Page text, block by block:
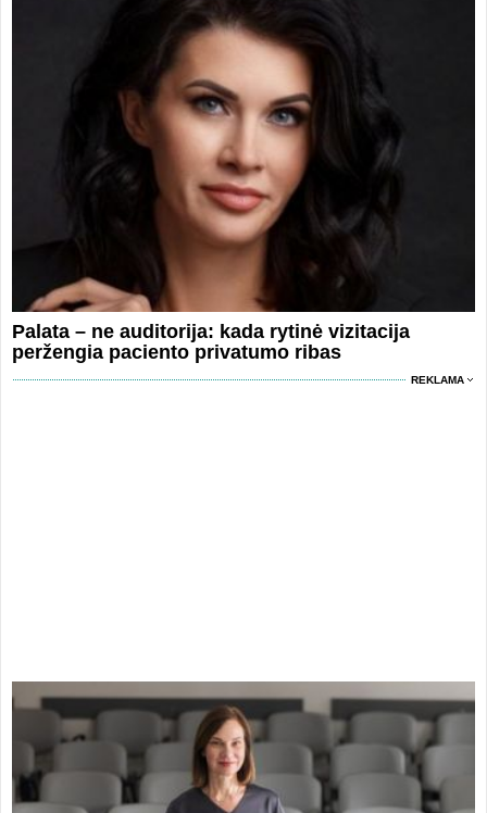
Palata – ne auditorija: kada rytinė vizitacija
peržengia paciento privatumo ribas
REKLAMA